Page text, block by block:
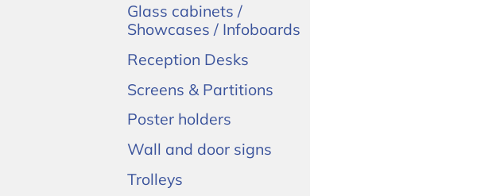
Glass cabinets /
Showcases / Infoboards
Reception Desks
Screens & Partitions
Poster holders
Wall and door signs
Trolleys